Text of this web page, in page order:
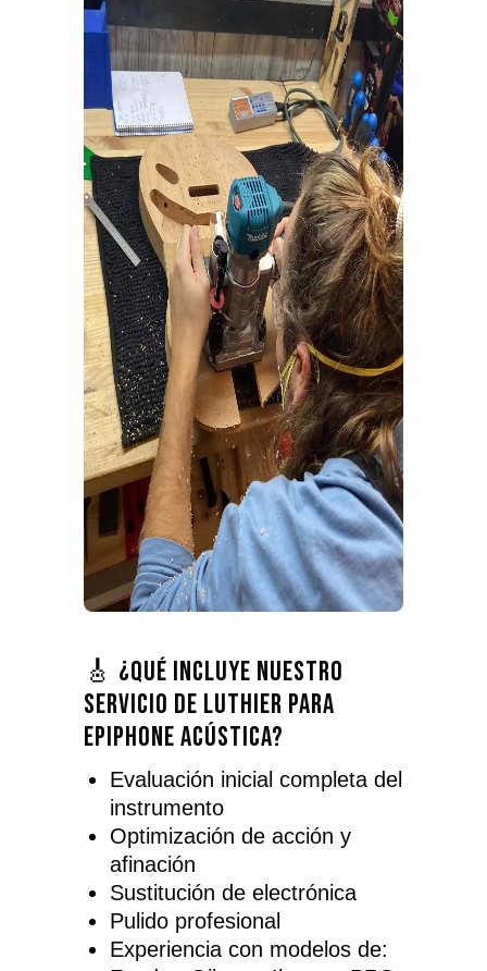
🎸 ¿Qué incluye nuestro
servicio de luthier para
Epiphone acústica?
Evaluación inicial completa del
instrumento
Optimización de acción y
afinación
Sustitución de electrónica
Pulido profesional
Experiencia con modelos de: